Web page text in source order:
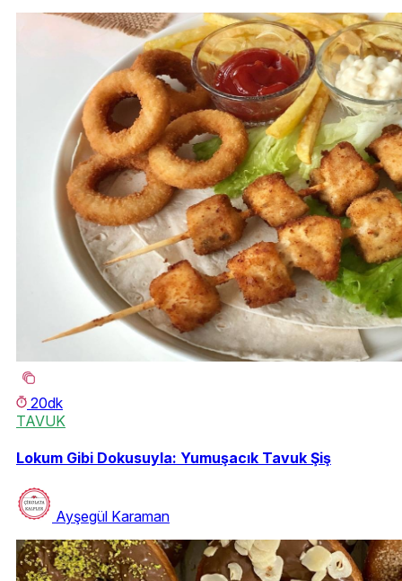
20dk
TAVUK
Lokum Gibi Dokusuyla: Yumuşacık Tavuk Şiş
Ayşegül Karaman